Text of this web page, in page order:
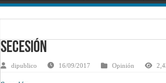
Secesión
dipublico 16/09/2017 Opinión